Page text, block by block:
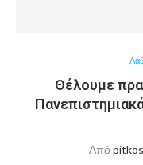
Θέλουμε
Από